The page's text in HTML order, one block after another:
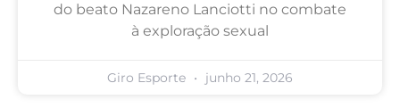
do beato Nazareno Lanciotti no combate
à exploração sexual
Giro Esporte junho 21, 2026